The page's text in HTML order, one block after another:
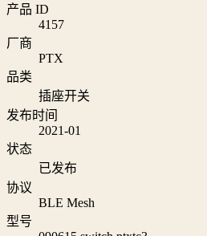
产品 ID
4157
厂商
PTX
品类
插座开关
发布时间
2021-01
状态
已发布
协议
BLE Mesh
型号